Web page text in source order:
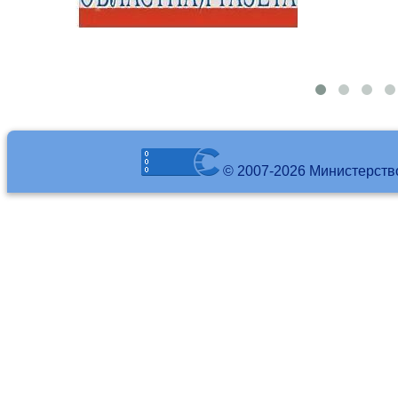
© 2007-2026